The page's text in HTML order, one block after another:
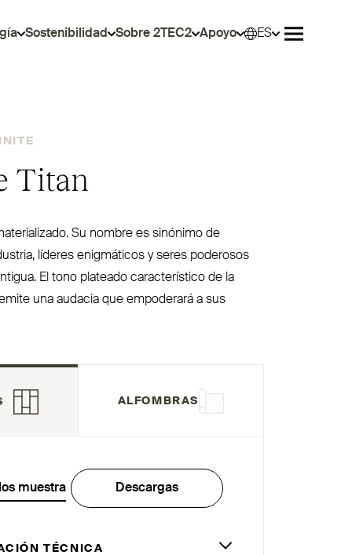
Sostenibilidad Sobre 2TEC2 Apoyo
ES
Titan
Su nombre es sinónimo de
líderes enig­máticos y seres poderosos
El tono plateado carac­te­rístico de la
una audacia que empoderará a sus
ALFOMBRAS
muestra Descargas
TÉCNICA